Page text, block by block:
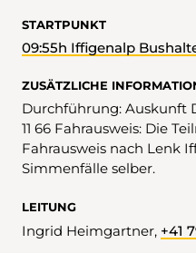
STARTPUNKT
09:55h Iffigenalp
ZUSÄTZLICHE
Durchführung: Auskunft
11 66 Fahrausweis: Die Teilnehmenden lösen den
Fahrausweis nach Lenk
Simmenfälle selber.
LEITUNG
Ingrid Heimgartner, +41